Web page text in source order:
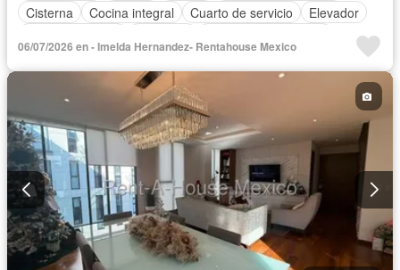
Cisterna
Cocina integral Cuarto de servicio
Elevador
Azotea
Seguridad Terraza
Vista panorámica
Sin amueblar
06/07/2026 en - Imelda Hernandez- Rentahouse Mexico